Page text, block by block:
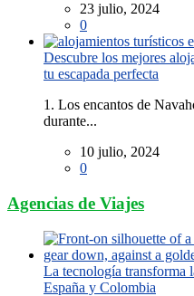
23 julio, 2024
0
Descubre los mejores
tu escapada perfecta
1. Los encantos de
durante...
10 julio, 2024
0
Agencias de Viajes
La tecnología transforma
España y Colombia